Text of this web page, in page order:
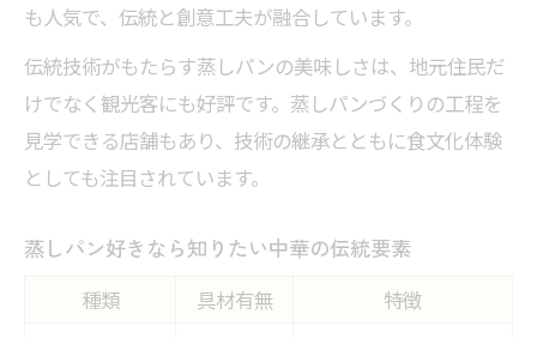
も人気で、伝統と創意工夫が融合しています。
伝統技術がもたらす蒸しパンの美味しさは、地元住民だ
けでなく観光客にも好評です。蒸しパンづくりの工程を
見学できる店舗もあり、技術の継承とともに食文化体験
としても注目されています。
蒸しパン好きなら知りたい中華の伝統要素
種類 具材有無
特徴